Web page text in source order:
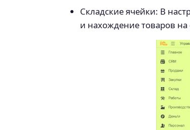
Складские ячейки: В
и нахождение товаров на